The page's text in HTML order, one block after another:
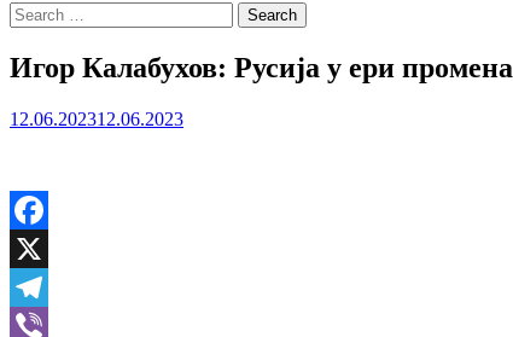
Search
for:
Игор Калабухов: Русија у ери промена
12.06.202312.06.2023
Facebook
X
Telegram